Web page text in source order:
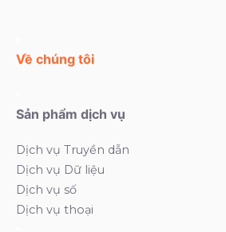
Về chúng tôi
Sản phẩm dịch vụ
Dịch vụ Truyền dẫn
Dịch vụ Dữ liệu
Dịch vụ số
Dịch vụ thoại